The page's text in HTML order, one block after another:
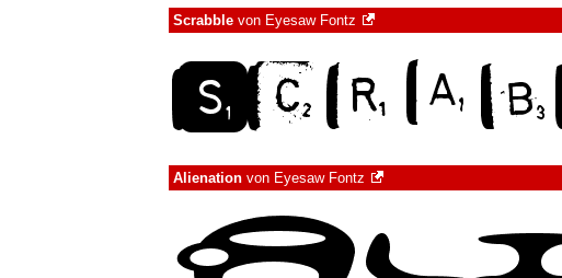
Scrabble von Eyesaw Fontz
Alienation von Eyesaw Fontz